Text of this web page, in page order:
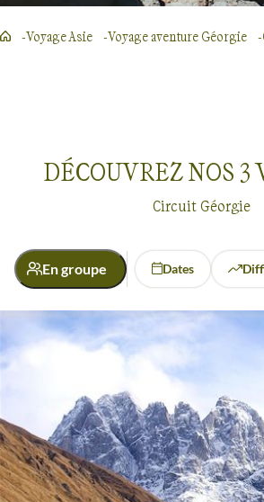
Voyages en groupeGéorgie
Voyage Asie Voyage aventure Géorgie
DÉCOUVREZ NOS 3
Circuit Géorgie
En groupe Dates